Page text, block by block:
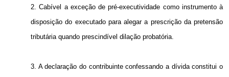
2. Cabível a exceção de pré-executividade como instrumento à
disposição do executado para alegar a prescrição da pretensão
tributária quando prescindível dilação probatória.
3. Adeclaração do contribuinte confessando a dívida constitui o